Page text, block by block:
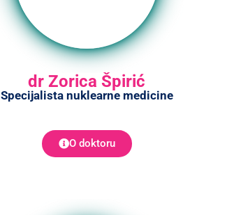
dr Zorica Špirić
Specijalista nuklearne medicine
O doktoru